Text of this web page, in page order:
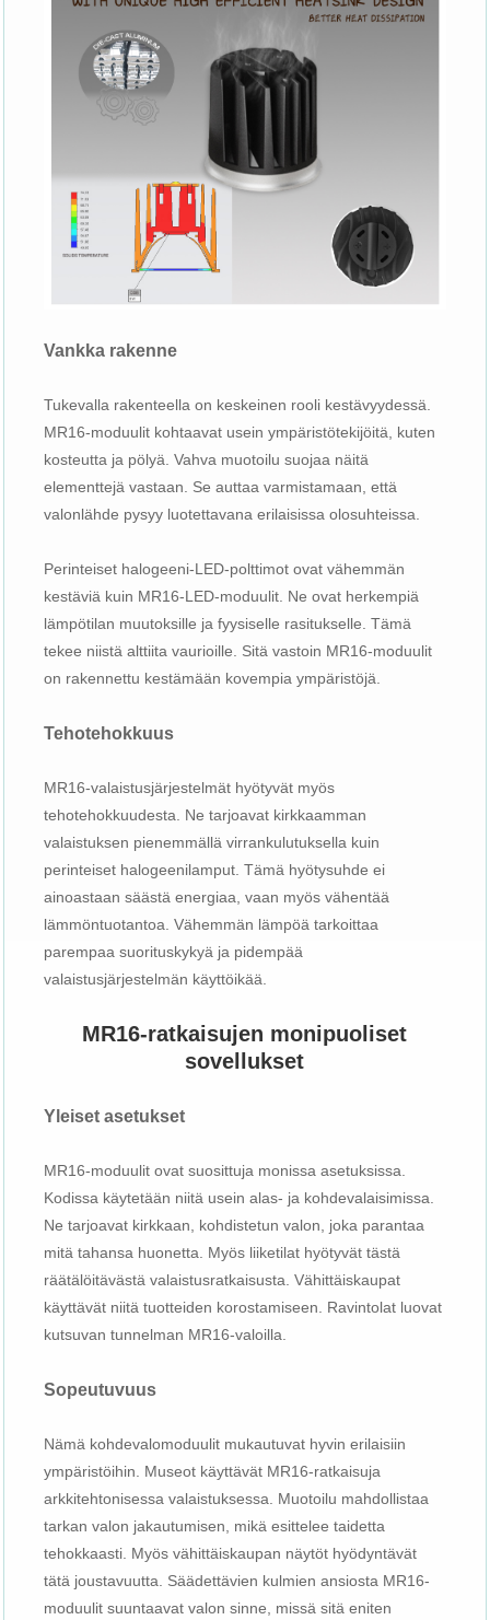
Vankka rakenne
Tukevalla rakenteella on keskeinen rooli kestävyydessä.
MR16-moduulit kohtaavat usein ympäristötekijöitä, kuten
kosteutta ja pölyä. Vahva muotoilu suojaa näitä
elementtejä vastaan. Se auttaa varmistamaan, että
valonlähde pysyy luotettavana erilaisissa olosuhteissa.
Perinteiset halogeeni-LED-polttimot ovat vähemmän
kestäviä kuin MR16-LED-moduulit. Ne ovat herkempiä
lämpötilan muutoksille ja fyysiselle rasitukselle. Tämä
tekee niistä alttiita vaurioille. Sitä vastoin MR16-moduulit
on rakennettu kestämään kovempia ympäristöjä.
Tehotehokkuus
MR16-valaistusjärjestelmät hyötyvät myös
tehotehokkuudesta. Ne tarjoavat kirkkaamman
valaistuksen pienemmällä virrankulutuksella kuin
perinteiset halogeenilamput. Tämä hyötysuhde ei
ainoastaan ​​säästä energiaa, vaan myös vähentää
lämmöntuotantoa. Vähemmän lämpöä tarkoittaa
parempaa suorituskykyä ja pidempää
valaistusjärjestelmän käyttöikää.
MR16-ratkaisujen monipuoliset
sovellukset
Yleiset asetukset
MR16-moduulit ovat suosittuja monissa asetuksissa.
Kodissa käytetään niitä usein alas- ja kohdevalaisimissa.
Ne tarjoavat kirkkaan, kohdistetun valon, joka parantaa
mitä tahansa huonetta. Myös liiketilat hyötyvät tästä
räätälöitävästä valaistusratkaisusta. Vähittäiskaupat
käyttävät niitä tuotteiden korostamiseen. Ravintolat luovat
kutsuvan tunnelman MR16-valoilla.
Sopeutuvuus
Nämä kohdevalomoduulit mukautuvat hyvin erilaisiin
ympäristöihin. Museot käyttävät MR16-ratkaisuja
arkkitehtonisessa valaistuksessa. Muotoilu mahdollistaa
tarkan valon jakautumisen, mikä esittelee taidetta
tehokkaasti. Myös vähittäiskaupan näytöt hyödyntävät
tätä joustavuutta. Säädettävien kulmien ansiosta MR16-
moduulit suuntaavat valon sinne, missä sitä eniten